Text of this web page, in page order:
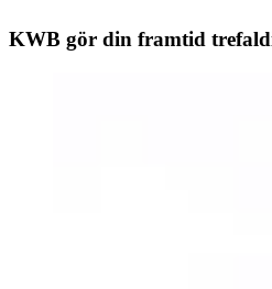
KWB gör din framtid